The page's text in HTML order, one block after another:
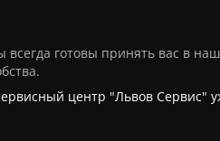
готовы принять вас в
центр "Львов Сервис"